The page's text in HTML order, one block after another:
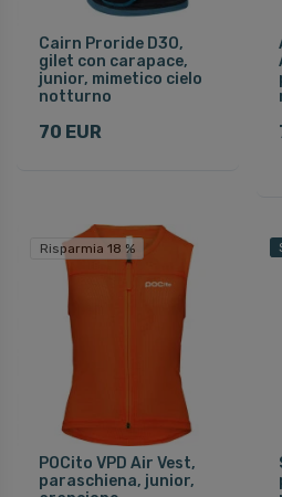
Cairn Proride D3O,
gilet con carapace,
junior, mimetico cielo
notturno
70 EUR
Risparmia 18 %
POCito VPD Air Vest,
paraschiena, junior,